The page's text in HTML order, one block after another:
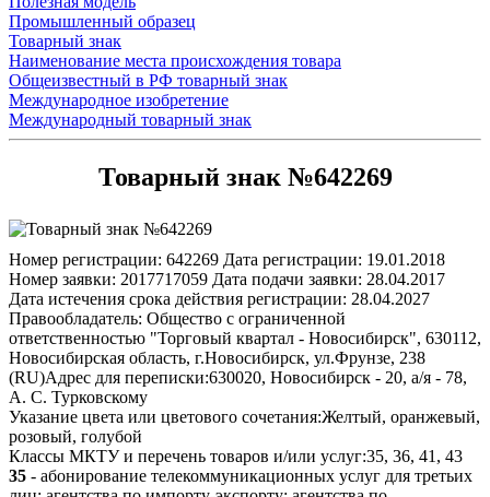
Промышленный образец
Товарный знак
Наименование места происхождения товара
Общеизвестный в РФ товарный знак
Международное изобретение
Международный товарный знак
Товарный знак №642269
Номер регистрации: 642269 Дата регистрации: 19.01.2018
Номер заявки: 2017717059 Дата подачи заявки: 28.04.2017
Дата истечения срока действия регистрации: 28.04.2027
Правообладатель: Общество с ограниченной
ответственностью "Торговый квартал - Новосибирск", 630112,
Новосибирская область, г.Новосибирск, ул.Фрунзе, 238
(RU)Адрес для переписки:630020, Новосибирск - 20, а/я - 78,
А. С. Турковскому
Указание цвета или цветового сочетания:Желтый, оранжевый,
розовый, голубой
Классы МКТУ и перечень товаров и/или услуг:35, 36, 41, 43
35 - абонирование телекоммуникационных услуг для третьих